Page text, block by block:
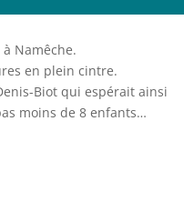
Namêche.
en plein cintre.
Biot qui espérait ainsi
moins de 8 enfants…